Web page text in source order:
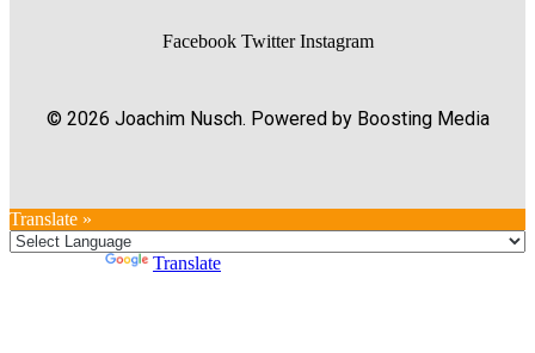
Facebook Twitter Instagram
© 2026 Joachim Nusch. Powered by Boosting Media
Translate »
Translate